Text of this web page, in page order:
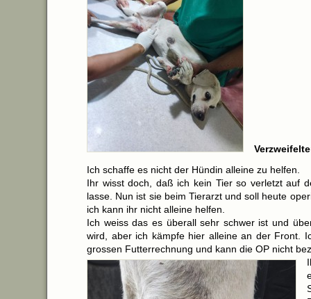
Ich schaffe es nicht der Hündin alleine zu helfen.
Ihr wisst doch, daß ich kein Tier so verletzt auf
lasse. Nun ist sie beim Tierarzt und soll heute
ich kann ihr nicht alleine helfen.
Ich weiss das es überall sehr schwer ist und
wird, aber ich kämpfe hier alleine an der Front.
grossen Futterrechnung und kann die OP nicht